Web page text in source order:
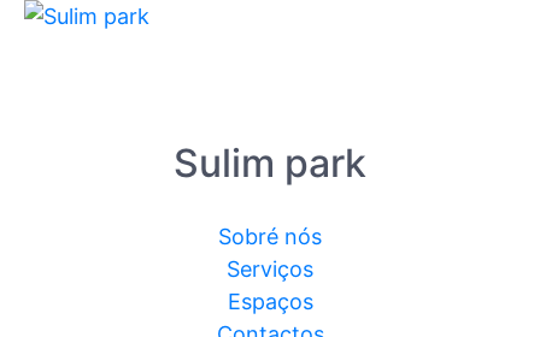
Sulim park
Sobré nós
Serviços
Espaços